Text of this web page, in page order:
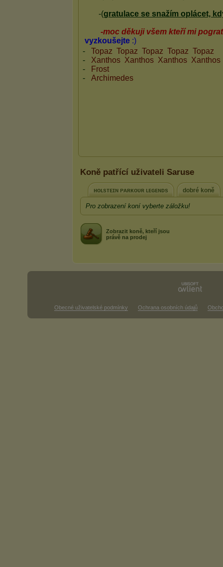
Koně patřící uživateli Saruse
ʜᴏʟsᴛᴇɪɴ ᴘᴀʀᴋᴏᴜʀ ʟᴇɢᴇɴᴅs dobré koně
Pro zobrazení koní vyberte záložku!
Zobrazit koně, kteří jsou
právě na prodej
Obecné uživatelské podmínky Ochrana osobních údajů